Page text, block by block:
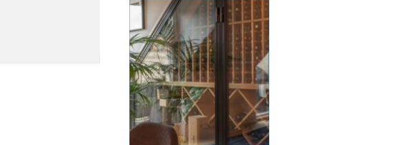
affärsmöjlighet som
kräver trygg juridisk
vägledning. För den som
söker advokat
helsingborg blir
utmaningen inte bara a...